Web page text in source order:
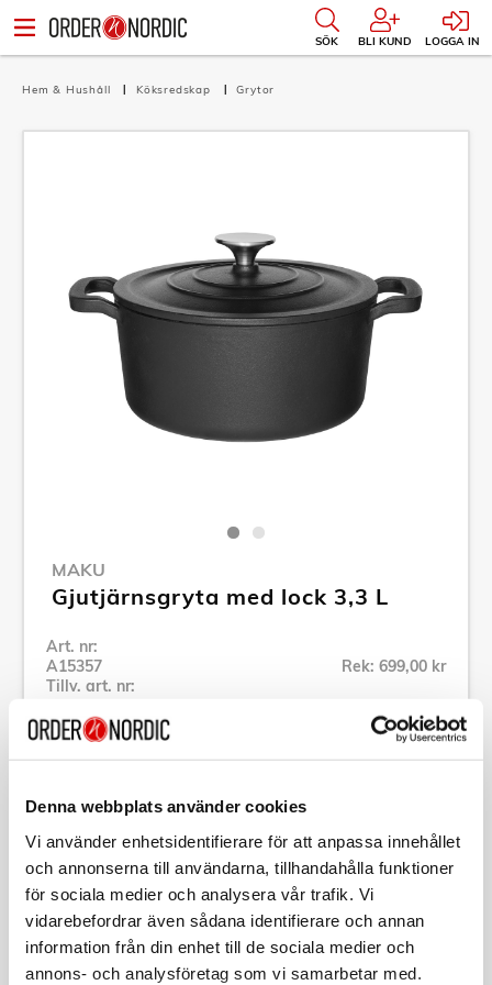
Denna webbplats använder cookies
Vi använder enhetsidentifierare för att anpassa innehållet
och annonserna till användarna, tillhandahålla funktioner
för sociala medier och analysera vår trafik. Vi
vidarebefordrar även sådana identifierare och annan
information från din enhet till de sociala medier och
annons- och analysföretag som vi samarbetar med.
SÖK BLI KUND LOGGA IN
Hem & Hushåll Köksredskap Grytor
MAKU
Gjutjärnsgryta med lock 3,3 L
Art. nr:
A15357
Tillv. art. nr:
Rek: 699,00 kr
Se alla produkter inom Maku
Specifikation
Beskrivning
Art. nr:A15357
Tillv. art. nr:295731